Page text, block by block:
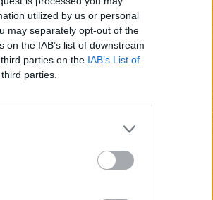
utilized by us or personal
may separately opt-out of the
the IAB’s list of downstream
parties on the IAB’s List of
parties.
az
szabott: legfeljebb 5%
lehet a hiba az
elektromos...